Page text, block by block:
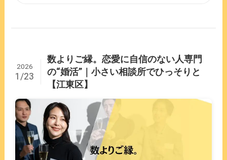
数よりご縁。恋愛に自信のない人専門
の“婚活”｜小さい相談所でひっそりと
【江東区】
2026
1/23